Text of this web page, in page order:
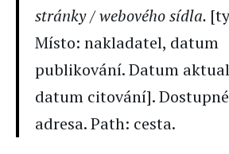
stránky / webového sídla.
Místo: nakladatel, datum
publikování. Datum
datum citování].
adresa. Path: cesta.